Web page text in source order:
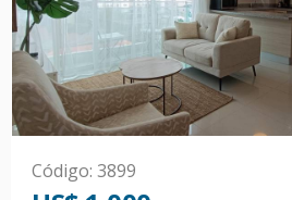
Código: 3899